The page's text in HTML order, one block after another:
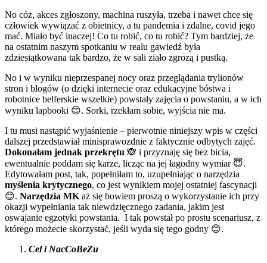
No cóż, akces zgłoszony, machina ruszyła, trzeba i nawet chce się
człowiek wywiązać z obietnicy, a tu pandemia i zdalne, covid jego
mać. Miało być inaczej! Co tu robić, co tu robić? Tym bardziej, że
na ostatnim naszym spotkaniu w realu gawiedź była
zdziesiątkowana tak bardzo, że w sali ziało zgrozą i pustką.
No i w wyniku nieprzespanej nocy oraz przeglądania trylionów
stron i blogów (o dzięki internecie oraz edukacyjne bóstwa i
robotnice belferskie wszelkie) powstały zajęcia o powstaniu, a w ich
wyniku lapbooki 😊. Sorki, rzekłam sobie, wyjścia nie ma.
I tu musi nastąpić wyjaśnienie – pierwotnie niniejszy wpis w części
dalszej przedstawiał minisprawozdnie z faktycznie odbytych zajęć.
Dokonałam jednak przekrętu 🙈 i przyznaję się bez bicia,
ewentualnie poddam się karze, licząc na jej łagodny wymiar 😇.
Edytowałam post, tak, popełniłam to, uzupełniając o narzędzia
myślenia krytycznego, co jest wynikiem mojej ostatniej fascynacji
😊. Narzędzia MK aż się bowiem proszą o wykorzystanie ich przy
okazji wypełniania tak niewdzięcznego zadania, jakim jest
oswajanie egzotyki powstania. I tak powstał po prostu scenariusz, z
którego możecie skorzystać, jeśli wyda się tego godny 😊.
Cel i NacCoBeZu